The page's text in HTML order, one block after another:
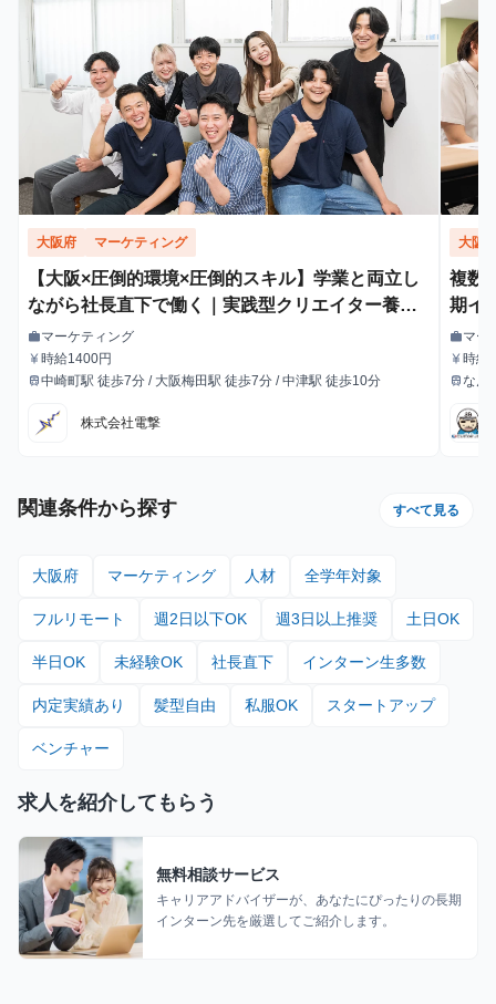
大阪府 マーケティング
【大阪×圧倒的環境×圧倒的スキル】学業と両立し
ながら社長直下で働く｜実践型クリエイター養成
インターン
職種
workマーケティング
給与
currency_yen 時給1400円
最寄駅
train中崎町駅 徒歩7分 / 大阪梅田駅 徒歩7分 / 中津駅 徒歩10分
株式会社電撃
大阪
複数
期イ
職種
workマー
給与
currency_yen 時給
最寄駅
trainなん
関連条件から探す すべて見る
大阪府 マーケティング 人材 全学年対象
フルリモート 週2日以下OK 週3日以上推奨 土日OK
半日OK 未経験OK 社長直下 インターン生多数
内定実績あり 髪型自由 私服OK スタートアップ
ベンチャー
求人を紹介してもらう
無料相談サービス
キャリアアドバイザーが、あなたにぴったりの長期
インターン先を厳選してご紹介します。